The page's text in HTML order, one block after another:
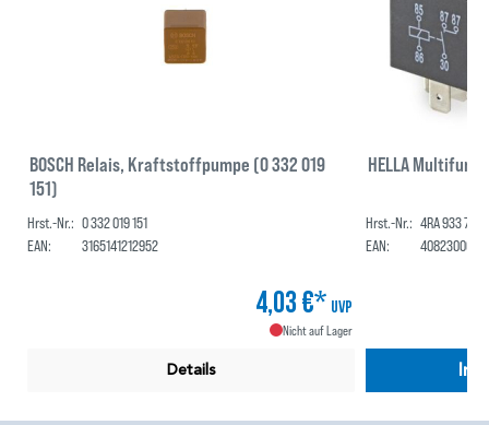
BOSCH Relais, Kraftstoffpumpe (0 332 019
151)
Hrst.-Nr.: 0 332 019 151
EAN:
3165141212952
4,03 €* UVP
Nicht auf Lager
Details
HELLA
Hrst.-Nr.: 4RA 933 791-
EAN:
In